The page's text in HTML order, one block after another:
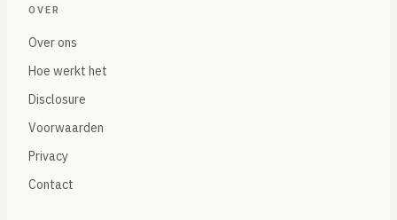
OVER
Over ons
Hoe werkt het
Disclosure
Voorwaarden
Privacy
Contact